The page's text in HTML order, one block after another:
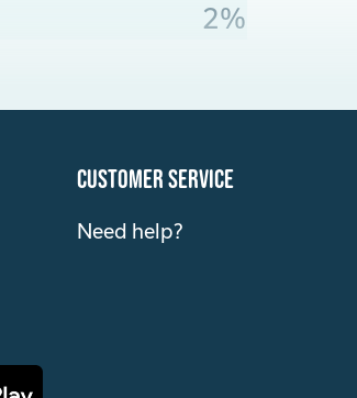
2%
customer service
Need help?